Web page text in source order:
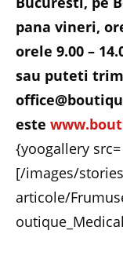
pana vineri,
orele 9.00 –
sau puteti
este
{yoogallery src=
[/images/
articole/